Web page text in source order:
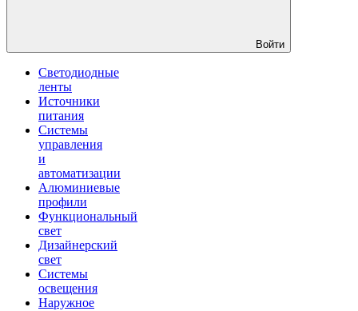
Войти
Светодиодные
ленты
Источники
питания
Системы
управления
и
автоматизации
Алюминиевые
профили
Функциональный
свет
Дизайнерский
свет
Системы
освещения
Наружное